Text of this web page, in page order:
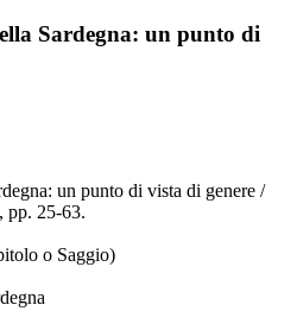
Sardegna: un punto di
un punto di vista di genere /
pp. 25-63.
o Saggio)